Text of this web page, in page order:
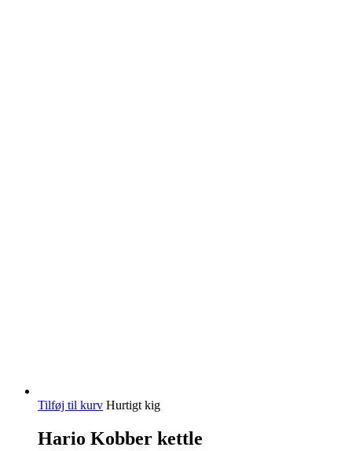
Tilføj til kurv Hurtigt kig
Hario Kobber kettle